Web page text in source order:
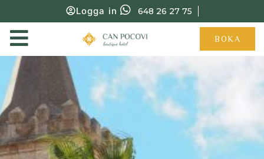
Logga in 648 26 27 75
BOKA